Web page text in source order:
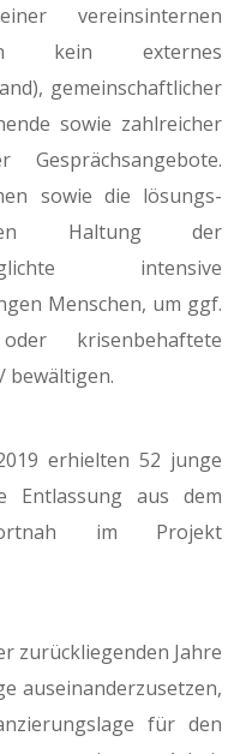
vereinsinternen
kein externes
gemeinschaftlicher
sowie zahlreicher
sowie die lösungs-
Haltung der
intensive
Menschen, um ggf.
krisenbehaftete
bewältigen.
erhielten 52 junge
Entlassung aus dem
im Projekt
zurückliegenden Jahre
auseinanderzusetzen,
für den